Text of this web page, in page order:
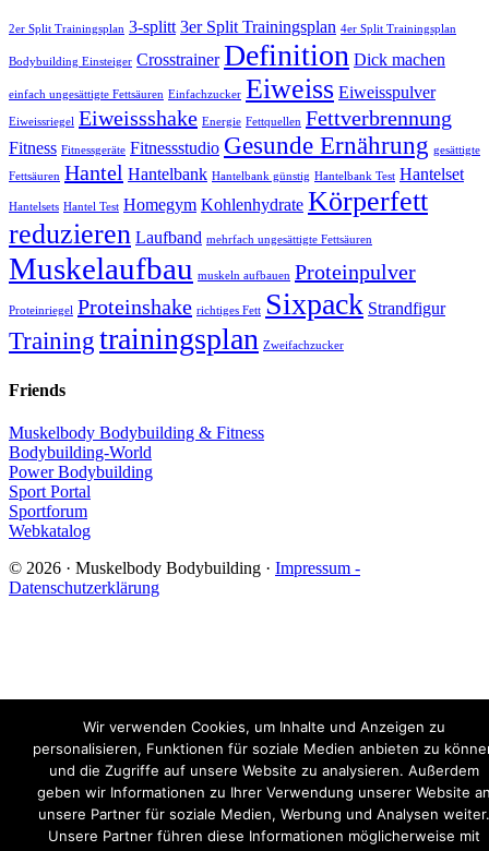
2er Split Trainingsplan 3-splitt 3er Split Trainingsplan 4er Split Trainingsplan
Bodybuilding Einsteiger Crosstrainer Definition Dick machen
einfach ungesättigte Fettsäuren Einfachzucker Eiweiss Eiweisspulver
Eiweissriegel Eiweissshake Energie Fettquellen Fettverbrennung
Fitness Fitnessgeräte Fitnessstudio Gesunde Ernährung gesättigte
Fettsäuren Hantel Hantelbank Hantelbank günstig Hantelbank Test Hantelset
Hantelsets Hantel Test Homegym Kohlenhydrate Körperfett
reduzieren Laufband mehrfach ungesättigte Fettsäuren
Muskelaufbau muskeln aufbauen Proteinpulver
Proteinriegel Proteinshake richtiges Fett Sixpack Strandfigur
Trainingtrainingsplan Zweifachzucker
Friends
Muskelbody Bodybuilding & Fitness
Bodybuilding-World
Power Bodybuilding
Sport Portal
Sportforum
Webkatalog
© 2026 · Muskelbody Bodybuilding · Impressum -
Datenschutzerklärung
Wir verwenden Cookies, um Inhalte und Anzeigen zu
personalisieren, Funktionen für soziale Medien anbieten zu
und die Zugriffe auf unsere Website zu analysieren. Außerdem
geben wir Informationen zu Ihrer Verwendung unserer Website
unsere Partner für soziale Medien, Werbung und Analysen weiter.
Unsere Partner führen diese Informationen möglicherweise mit